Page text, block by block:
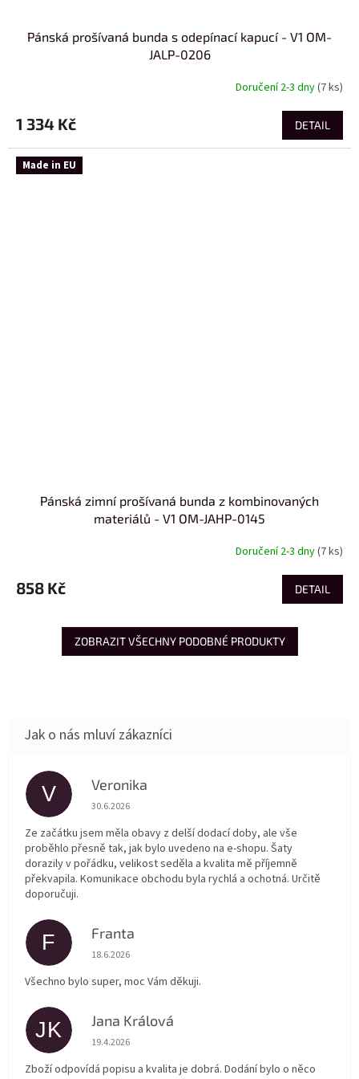
Pánská prošívaná bunda s odepínací kapucí - V1 OM-
JALP-0206
Doručení 2-3 dny(7 ks)
1 334 Kč DETAIL
Made in EU
Pánská zimní prošívaná bunda z kombinovaných
materiálů - V1 OM-JAHP-0145
Doručení 2-3 dny(7 ks)
858 Kč DETAIL
ZOBRAZIT VŠECHNY PODOBNÉ PRODUKTY
V Veronika
Hodnocení obchodu je 5 z 5 hvězdiček.
30.6.2026
Ze začátku jsem měla obavy z delší dodací doby, ale vše
proběhlo přesně tak, jak bylo uvedeno na e-shopu. Šaty
dorazily v pořádku, velikost seděla a kvalita mě příjemně
překvapila. Komunikace obchodu byla rychlá a ochotná. Určitě
doporučuji.
F Franta
Hodnocení obchodu je 5 z 5 hvězdiček.
18.6.2026
Všechno bylo super, moc Vám děkuji.
JK Jana Králová
Hodnocení obchodu je 5 z 5 hvězdiček.
19.4.2026
Zboží odpovídá popisu a kvalita je dobrá. Dodání bylo o něco